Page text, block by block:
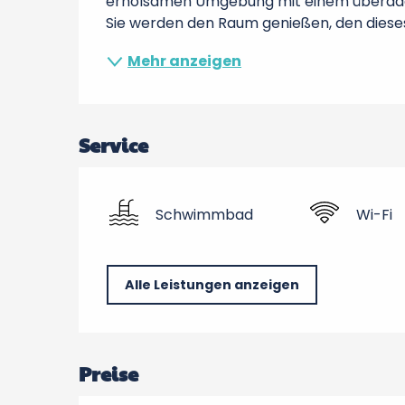
Sie werden den Raum genießen, den
Mehr anzeigen
Service
Schwimmbad Wi-Fi
Alle Leistungen anzeigen
Preise